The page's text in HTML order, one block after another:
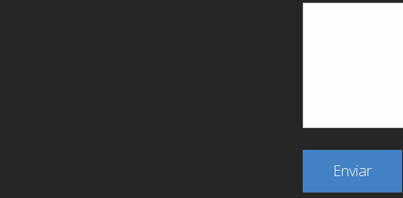
Enviar